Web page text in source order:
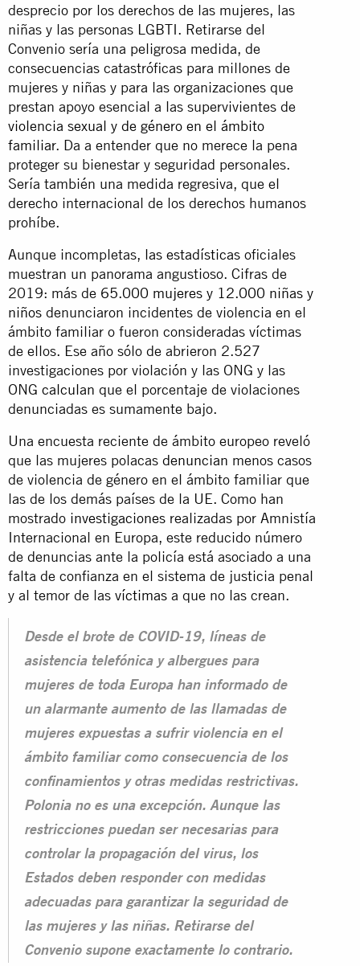
desprecio por los derechos de las mujeres, las
niñas y las personas LGBTI. Retirarse del
Convenio sería una peligrosa medida, de
consecuencias catastróficas para millones de
mujeres y niñas y para las organizaciones que
prestan apoyo esencial a las supervivientes de
violencia sexual y de género en el ámbito
familiar. Da a entender que no merece la pena
proteger su bienestar y seguridad personales.
Sería también una medida regresiva, que el
derecho internacional de los derechos humanos
prohíbe.
Aunque incompletas, las estadísticas oficiales
muestran un panorama angustioso. Cifras de
2019: más de 65.000 mujeres y 12.000 niñas y
niños denunciaron incidentes de violencia en el
ámbito familiar o fueron consideradas víctimas
de ellos. Ese año sólo de abrieron 2.527
investigaciones por violación y las ONG y las
ONG calculan que el porcentaje de violaciones
denunciadas es sumamente bajo.
Una encuesta reciente de ámbito europeo reveló
que las mujeres polacas denuncian menos casos
de violencia de género en el ámbito familiar que
las de los demás países de la UE. Como han
mostrado investigaciones realizadas por Amnistía
Internacional en Europa, este reducido número
de denuncias ante la policía está asociado a una
falta de confianza en el sistema de justicia penal
y al temor de las víctimas a que no las crean.
Desde el brote de COVID-19, líneas de
asistencia telefónica y albergues para
mujeres de toda Europa han informado de
un alarmante aumento de las llamadas de
mujeres expuestas a sufrir violencia en el
ámbito familiar como consecuencia de los
confinamientos y otras medidas restrictivas.
Polonia no es una excepción. Aunque las
restricciones puedan ser necesarias para
controlar la propagación del virus, los
Estados deben responder con medidas
adecuadas para garantizar la seguridad de
las mujeres y las niñas. Retirarse del
Convenio supone exactamente lo contrario.